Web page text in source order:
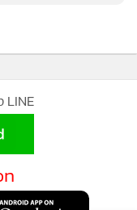
ย่าทำให้คนไทยต้องผิด
ชื่อว่ากำลังจะมีการ
บของประธานาธิบดี
กกับการลดภาษีนำ
LINE